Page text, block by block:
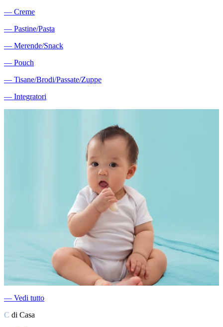
― Creme
― Pastine/Pasta
― Merende/Snack
― Pouch
― Tisane/Brodi/Passate/Zuppe
― Integratori
― Vedi tutto
C di Casa